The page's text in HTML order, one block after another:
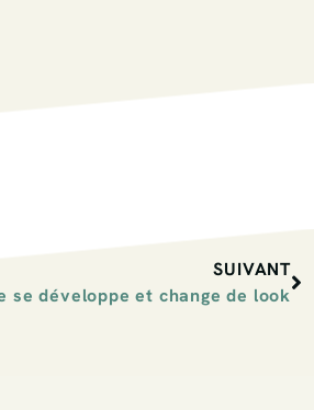
SUIVANT
se développe et change de look